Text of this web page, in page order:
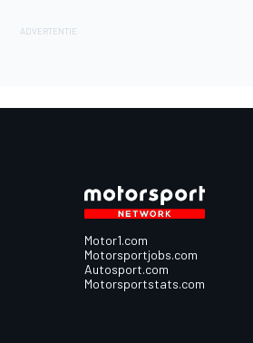
Motor1.com
Motorsportjobs.com
Autosport.com
Motorsportstats.com